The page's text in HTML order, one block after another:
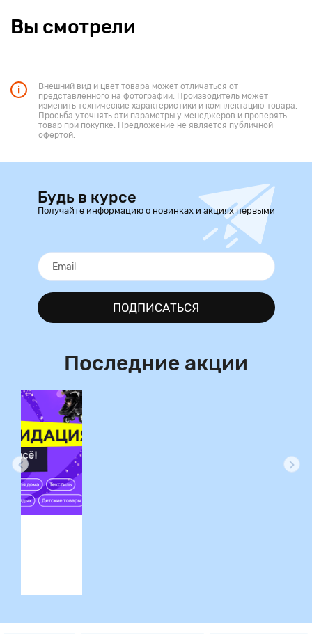
Вы смотрели
Внешний вид и цвет товара может отличаться от
представленного на фотографии. Производитель может
изменить технические характеристики и комплектацию товара.
Просьба уточнять эти параметры у менеджеров и проверять
товар при покупке. Предложение не является публичной
офертой.
Будь в курсе
Получайте информацию о новинках и акциях первыми
ПОДПИСАТЬСЯ
Последние акции